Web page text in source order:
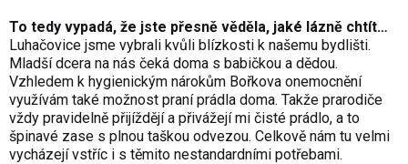
To tedy vypadá, že jste přesně věděla, jaké lázně chtít…
Luhačovice jsme vybrali kvůli blízkosti k našemu bydlišti.
Mladší dcera na nás čeká doma s babičkou a dědou.
Vzhledem k hygienickým nárokům Bořkova onemocnění
využívám také možnost praní prádla doma. Takže prarodiče
vždy pravidelně přijíždějí a přivážejí mi čisté prádlo, a to
špinavé zase s plnou taškou odvezou. Celkově nám tu velmi
vycházejí vstříc i s těmito nestandardními potřebami.